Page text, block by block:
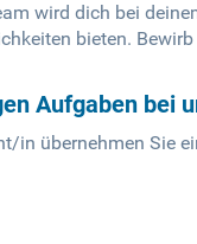
wird dich bei
bieten.
Aufgaben bei
übernehmen Sie